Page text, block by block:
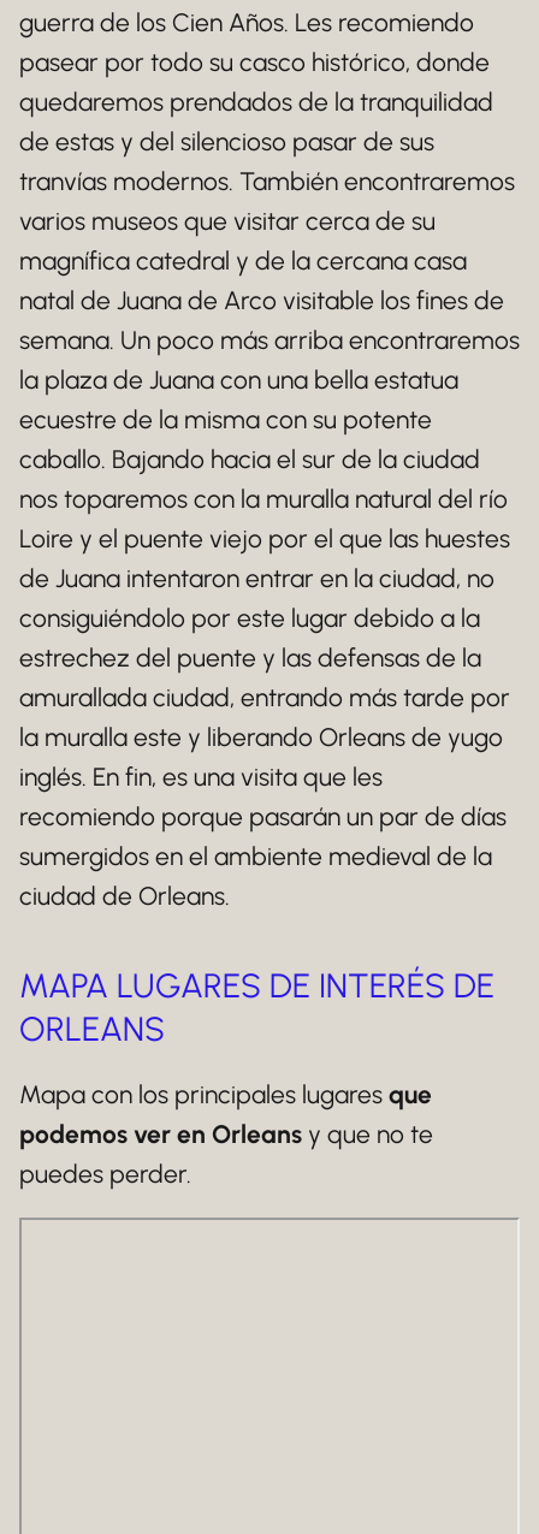
guerra de los Cien Años. Les recomiendo
pasear por todo su casco histórico, donde
quedaremos prendados de la tranquilidad
de estas y del silencioso pasar de sus
tranvías modernos. También encontraremos
varios museos que visitar cerca de su
magnífica catedral y de la cercana casa
natal de Juana de Arco visitable los fines de
semana. Un poco más arriba encontraremos
la plaza de Juana con una bella estatua
ecuestre de la misma con su potente
caballo. Bajando hacia el sur de la ciudad
nos toparemos con la muralla natural del río
Loire y el puente viejo por el que las huestes
de Juana intentaron entrar en la ciudad, no
consiguiéndolo por este lugar debido a la
estrechez del puente y las defensas de la
amurallada ciudad, entrando más tarde por
la muralla este y liberando Orleans de yugo
inglés. En fin, es una visita que les
recomiendo porque pasarán un par de días
sumergidos en el ambiente medieval de la
ciudad de Orleans.
MAPA LUGARES DE INTERÉS DE
ORLEANS
Mapa con los principales lugares que
podemos ver en Orleans y que no te
puedes perder.